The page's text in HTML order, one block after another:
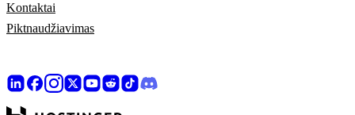
Kontaktai
Piktnaudžiavimas